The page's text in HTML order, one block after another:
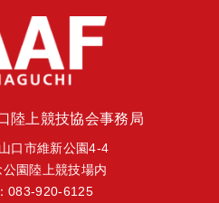
陸上競技協会事務局
口市維新公園4-4
園陸上競技場内
083-920-6125